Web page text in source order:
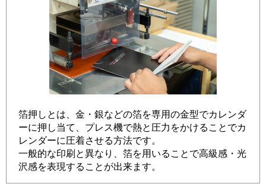
箔押しとは、金・銀などの箔を専用の金型でカレンダ
ーに押し当て、プレス機で熱と圧力をかけることでカ
レンダーに圧着させる方法です。
一般的な印刷と異なり、箔を用いることで高級感・光
沢感を表現することが出来ます。